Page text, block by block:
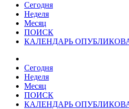
Сегодня
Неделя
Месяц
ПОИСК
КАЛЕНДАРЬ
Сегодня
Неделя
Месяц
ПОИСК
КАЛЕНДАРЬ